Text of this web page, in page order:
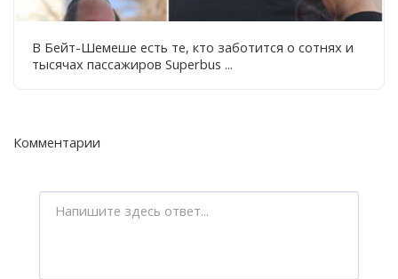
В Бейт-Шемеше есть те, кто заботится о сотнях и
тысячах пассажиров Superbus ...
Комментарии